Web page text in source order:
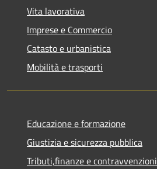
Vita lavorativa
Imprese e Commercio
Catasto e urbanistica
Mobilità e trasporti
Educazione e formazione
Giustizia e sicurezza pubblica
Tributi,finanze e contravvenzioni